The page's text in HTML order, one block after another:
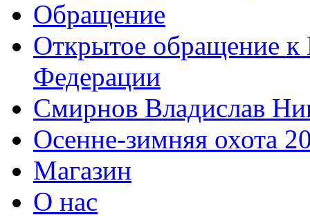
Обращение
Открытое обращение к
Федерации
Смирнов Владислав
Осенне-зимняя охота
Магазин
О нас